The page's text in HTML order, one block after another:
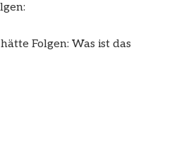
Folgen: Was ist das